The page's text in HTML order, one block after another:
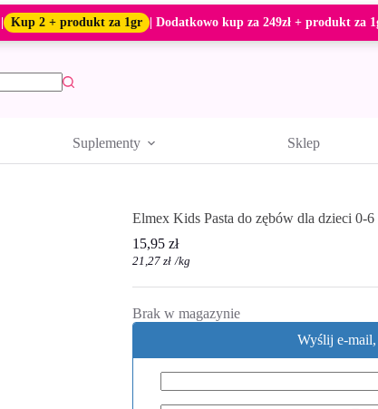
Kup 2 + produkt za 1gr | Dodatkowo kup za 249zł + produkt za
Suplementy Sklep
Elmex Kids Pasta do zębów dla dzieci 0-6
15,95 zł
21,27 zł /kg
Brak w magazynie
Wyślij e-